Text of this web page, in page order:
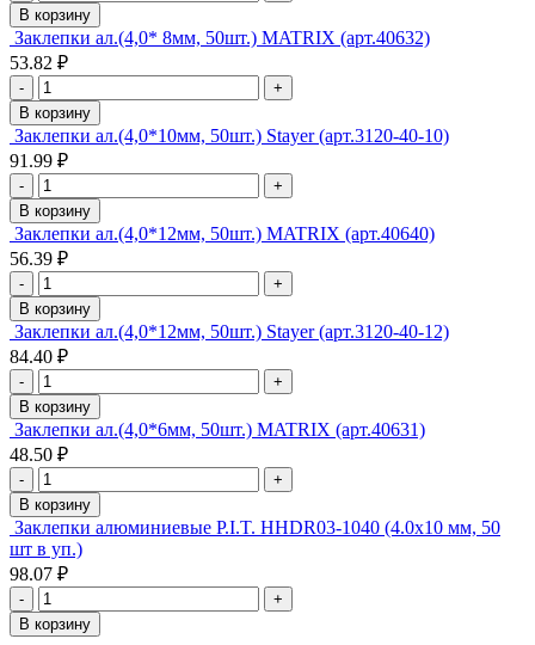
В корзину
Заклепки ал.(4,0* 8мм, 50шт.) MATRIX (арт.40632)
53.82 ₽
-
+
В корзину
Заклепки ал.(4,0*10мм, 50шт.) Stayer (арт.3120-40-10)
91.99 ₽
-
+
В корзину
Заклепки ал.(4,0*12мм, 50шт.) MATRIX (арт.40640)
56.39 ₽
-
+
В корзину
Заклепки ал.(4,0*12мм, 50шт.) Stayer (арт.3120-40-12)
84.40 ₽
-
+
В корзину
Заклепки ал.(4,0*6мм, 50шт.) MATRIX (арт.40631)
48.50 ₽
-
+
В корзину
Заклепки алюминиевые P.I.T. HHDR03-1040 (4.0x10 мм, 50
шт в уп.)
98.07 ₽
-
+
В корзину